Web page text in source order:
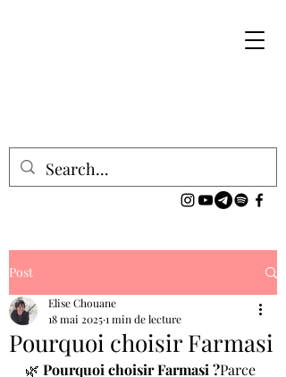
Post
Pourquoi choisir Farmasi
Elise Chouane
18 mai 20251 min de lecture
🌿 Pourquoi choisir Farmasi ?Parce